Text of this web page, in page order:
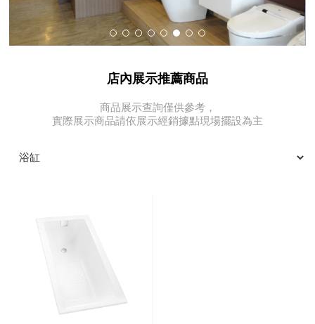
店內展示推薦商品
商品展示查詢僅供參考，
實際展示商品請依展示經銷據點現場擺設為主